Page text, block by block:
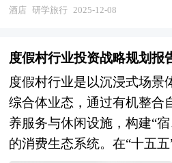
器人、AI烹饪设备及明厨亮
推动正餐企业智能化升级、
标准化餐饮业态无人化转型
的监管环境。市场层面，快
高的品类率先实现无人化运
区等封闭场景下智能设备常
用户数据，消费者接受度持
新、培育区域经济新动能的
自强与区域协调发展的战略
发展相关产业的“路线图”，
说，就相当于一张蓝图对一
了这张“蓝图”，区域才能在
进行更好的区域建设。特定
酒店 研学旅行 2025-12-08
度假村行业投资战略规划报
度假村行业是以沉浸式场景
综合体业态，通过有机整合
养服务与休闲设施，构建“
的消费生态系统。在“十五